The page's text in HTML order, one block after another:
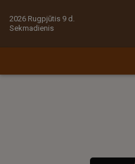
2026 Rugpjūtis 9 d.
Sekmadienis